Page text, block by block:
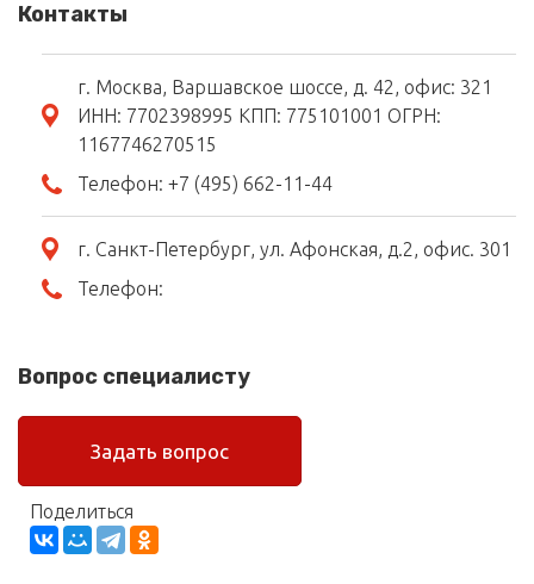
Контакты
г. Москва, Варшавское шоссе, д. 42, офис: 321
ИНН: 7702398995 КПП: 775101001 ОГРН:
1167746270515
Телефон: +7 (495) 662-11-44
г. Санкт-Петербург, ул. Афонская, д.2, офис. 301
Телефон:
Вопрос специалисту
Задать вопрос
Поделиться